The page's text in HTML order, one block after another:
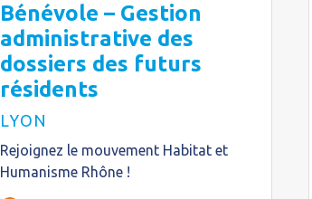
Bénévole – Gestion
administrative des
dossiers des futurs
résidents
LYON
Rejoignez le mouvement Habitat et
Humanisme Rhône !